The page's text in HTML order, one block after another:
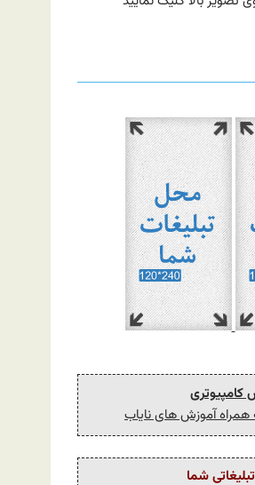
کامپیوتری
همراه آموزش های نایاب
شما